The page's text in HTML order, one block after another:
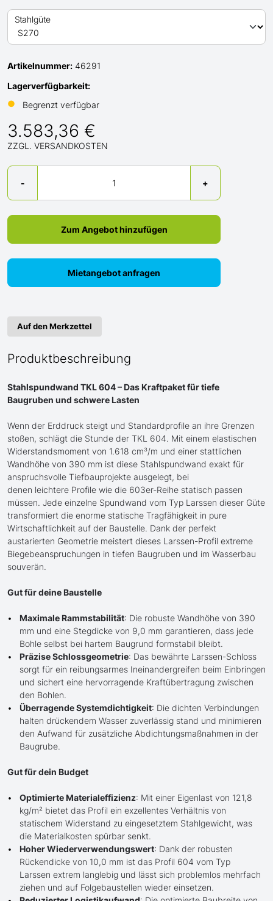
Stahlgüte
Artikelnummer: 46291
Lagerverfügbarkeit:
●
Begrenzt verfügbar
3.583,36 €
ZZGL. VERSANDKOSTEN
-
Menge
+
Zum Angebot hinzufügen
Mietangebot anfragen
Auf den Merkzettel
Produktbeschreibung
Stahlspundwand TKL 604 – Das Kraftpaket für tiefe
Baugruben und schwere Lasten
Wenn der Erddruck steigt und Standardprofile an ihre Grenzen
stoßen, schlägt die Stunde der TKL 604. Mit einem elastischen
Widerstandsmoment von 1.618 cm³/m und einer stattlichen
Wandhöhe von 390 mm ist diese Stahlspundwand exakt für
anspruchsvolle Tiefbauprojekte ausgelegt, bei
denen leichtere Profile wie die 603er-Reihe statisch passen
müssen. Jede einzelne Spundwand vom Typ Larssen dieser Güte
transformiert die enorme statische Tragfähigkeit in pure
Wirtschaftlichkeit auf der Baustelle. Dank der perfekt
austarierten Geometrie meistert dieses Larssen-Profil extreme
Biegebeanspruchungen in tiefen Baugruben und im Wasserbau
souverän.
Gut für deine Baustelle
Maximale Rammstabilität: Die robuste Wandhöhe von 390
mm und eine Stegdicke von 9,0 mm garantieren, dass jede
Bohle selbst bei hartem Baugrund formstabil bleibt.
Präzise Schlossgeometrie: Das bewährte Larssen-Schloss
sorgt für ein reibungsarmes Ineinandergreifen beim Einbringen
und sichert eine hervorragende Kraftübertragung zwischen
den Bohlen.
Überragende Systemdichtigkeit: Die dichten Verbindungen
halten drückendem Wasser zuverlässig stand und minimieren
den Aufwand für zusätzliche Abdichtungsmaßnahmen in der
Baugrube.
Gut für dein Budget
Optimierte Materialeffizienz: Mit einer Eigenlast von 121,8
kg/m² bietet das Profil ein exzellentes Verhältnis von
statischem Widerstand zu eingesetztem Stahlgewicht, was
die Materialkosten spürbar senkt.
Hoher Wiederverwendungswert: Dank der robusten
Rückendicke von 10,0 mm ist das Profil 604 vom Typ
Larssen extrem langlebig und lässt sich problemlos mehrfach
ziehen und auf Folgebaustellen wieder einsetzen.